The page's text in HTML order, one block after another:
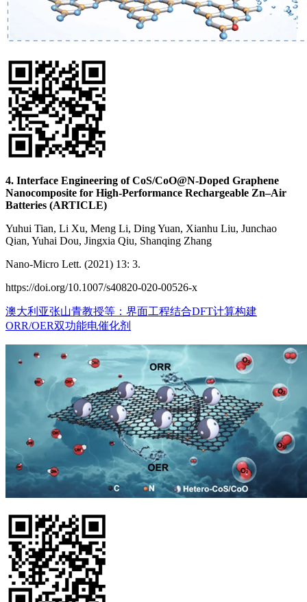
4. Interface Engineering of CoS/CoO@N-Doped Graphene
Nanocomposite for High-Performance Rechargeable Zn–Air
Batteries (ARTICLE)
Yuhui Tian, Li Xu, Meng Li, Ding Yuan, Xianhu Liu, Junchao
Qian, Yuhai Dou, Jingxia Qiu, Shanqing Zhang
Nano-Micro Lett. (2021) 13: 3.
https://doi.org/10.1007/s40820-020-00526-x
澳大利亚张山青教授等：界面工程结合DFT计算构建
ORR/OER双功能电催化剂